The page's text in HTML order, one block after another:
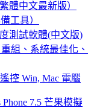
體中文最新版）
工具）
測試軟體(中文版)
組、系統最佳化、
控 Win, Mac 電腦
Phone 7.5 芒果模擬